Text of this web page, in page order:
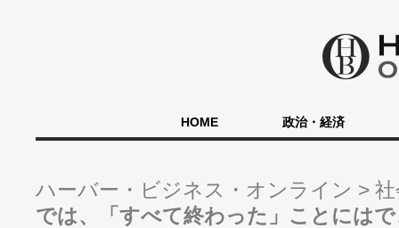
HOME 政治・経済
ハーバー・ビジネス・オンライン
では、「すべて終わった」ことには